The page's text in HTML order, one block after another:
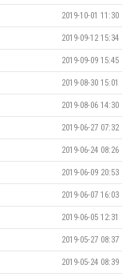
2019-10-01 11:30
2019-09-12 15:34
2019-09-09 15:45
2019-08-30 15:01
2019-08-06 14:30
2019-06-27 07:32
2019-06-24 08:26
2019-06-09 20:53
2019-06-07 16:03
2019-06-05 12:31
2019-05-27 08:37
2019-05-24 08:39